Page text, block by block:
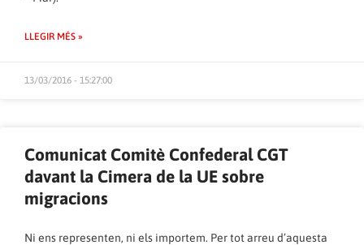
LLEGIR MÉS »
13/03/2016 - 15:27:00
Comunicat Comitè Confederal CGT
davant la Cimera de la UE sobre
migracions
Ni ens representen, ni els importem. Per tot arreu d’aquesta